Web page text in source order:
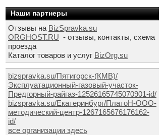
Наши партнеры
Отзывы на BizSpravka.su
ORGHOST.RU - отзывы, контакты, схема
проезда
Каталог товаров и услуг BizOrg.su
bizspravka.su/Пятигорск-(КМВ)/
Эксплуатационный-газовый-участок-
Предгорный-райгаз-12526165745070901-id/
bizspravka.su/Екатеринбург/ПлатоН-ООО-
методический-центр-1267165676176162-
id/
все организации здесь